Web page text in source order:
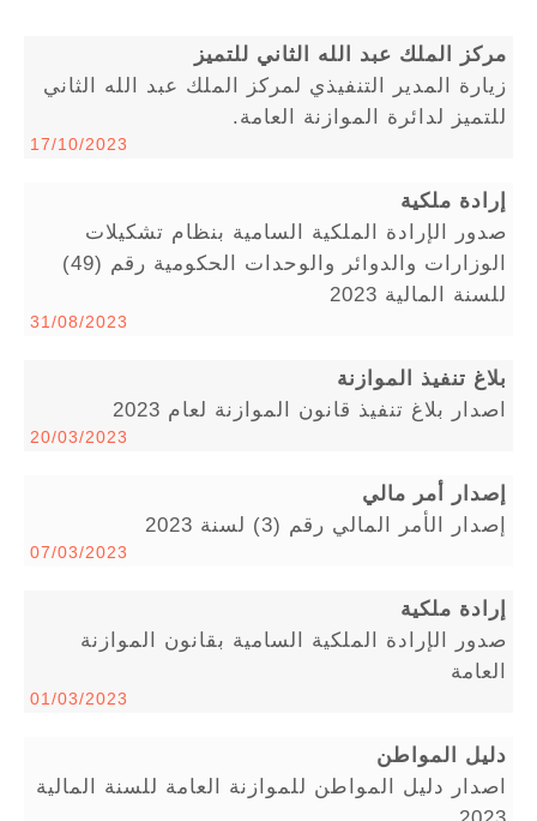
مركز الملك عبد الله الثاني للتميز
زيارة المدير التنفيذي لمركز الملك عبد الله الثاني
للتميز لدائرة الموازنة العامة.
17/10/2023
إرادة ملكية
صدور الإرادة الملكية السامية بنظام تشكيلات
الوزارات والدوائر والوحدات الحكومية رقم (49)
للسنة المالية 2023
31/08/2023
بلاغ تنفيذ الموازنة
اصدار بلاغ تنفيذ قانون الموازنة لعام 2023
20/03/2023
إصدار أمر مالي
إصدار الأمر المالي رقم (3) لسنة 2023
07/03/2023
إرادة ملكية
صدور الإرادة الملكية السامية بقانون الموازنة
العامة
01/03/2023
دليل المواطن
اصدار دليل المواطن للموازنة العامة للسنة المالية